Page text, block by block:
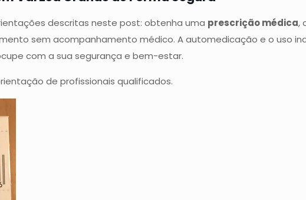
descritas neste post: obtenha uma prescrição médica,
sem acompanhamento médico. A automedicação e o uso
com a sua segurança e bem-estar.
de profissionais qualificados.